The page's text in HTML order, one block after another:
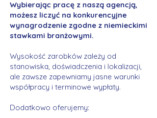
Wybierając pracę z naszą agencją,
możesz liczyć na konkurencyjne
wynagrodzenie zgodne z niemieckimi
stawkami branżowymi.
Wysokość zarobków zależy od
stanowiska, doświadczenia i lokalizacji,
ale zawsze zapewniamy jasne warunki
współpracy i terminowe wypłaty.
Dodatkowo oferujemy: